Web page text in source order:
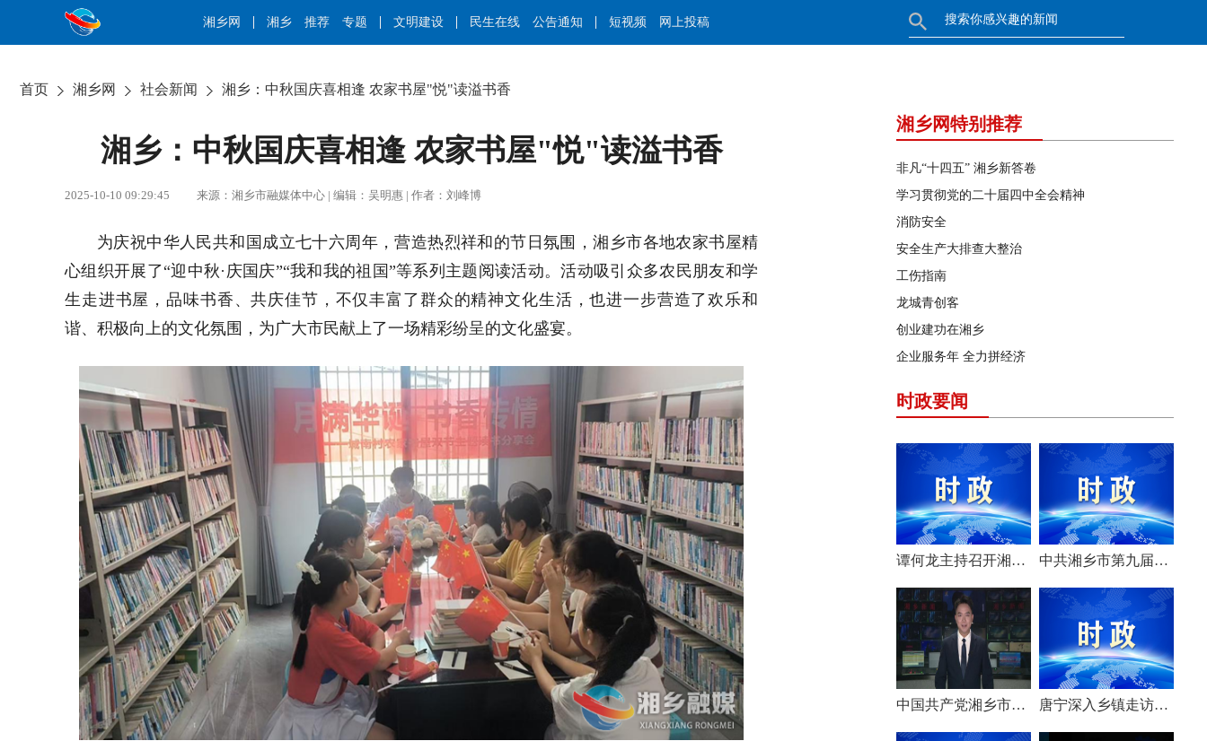
湘乡网 湘乡 推荐 专题 文明建设 民生在线 公告通知 短视频 网上投稿
首页 湘乡网 社会新闻 湘乡：中秋国庆喜相逢 农家书屋"悦"读溢书香
湘乡：中秋国庆喜相逢 农家书屋"悦"读溢书香
2025-10-10 09:29:45 来源：湘乡市融媒体中心 | 编辑：吴明惠 | 作者：刘峰博
为庆祝中华人民共和国成立七十六周年，营造热烈祥和的节日氛围，湘乡市各地农家书屋精
心组织开展了“迎中秋·庆国庆”“我和我的祖国”等系列主题阅读活动。活动吸引众多农民朋友和学
生走进书屋，品味书香、共庆佳节，不仅丰富了群众的精神文化生活，也进一步营造了欢乐和
谐、积极向上的文化氛围，为广大市民献上了一场精彩纷呈的文化盛宴。
湘乡网特别推荐
非凡“十四五” 湘乡新答卷
学习贯彻党的二十届四中全会精神
消防安全
安全生产大排查大整治
工伤指南
龙城青创客
创业建功在湘乡
企业服务年 全力拼经济
时政要闻
谭何龙主持召开湘乡市第九届市委常委会（扩大）会议 中共湘乡市第九届委员会举行第一次全体会议 选举产生新一届市委常委班子
中国共产党湘乡市第九次代表大会胜利闭幕 唐宁深入乡镇走访调研